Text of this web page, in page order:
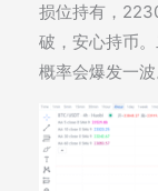
损位持有，
破，安心持币
概率会爆发一波